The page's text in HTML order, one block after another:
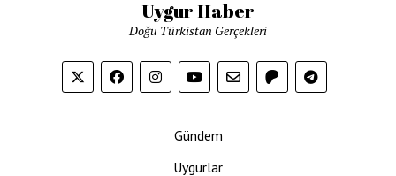
Uygur Haber
Doğu Türkistan Gerçekleri
Gündem
Uygurlar